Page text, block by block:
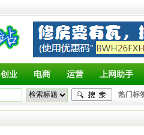
创业 电商 运营 上网助手
热门标